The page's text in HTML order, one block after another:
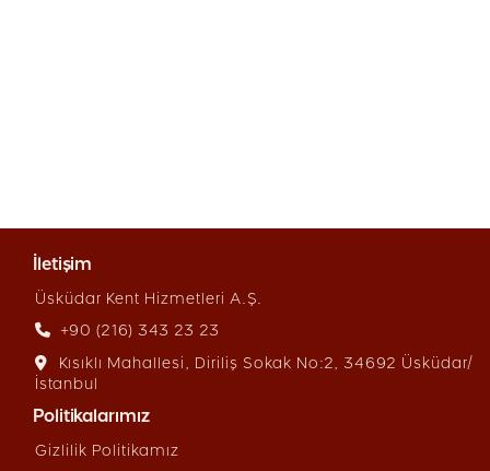
İletişim
Üsküdar Kent Hizmetleri A.Ş.
+90 (216) 343 23 23
Kısıklı Mahallesi, Diriliş Sokak No:2, 34692 Üsküdar/
İstanbul
Politikalarımız
Gizlilik Politikamız